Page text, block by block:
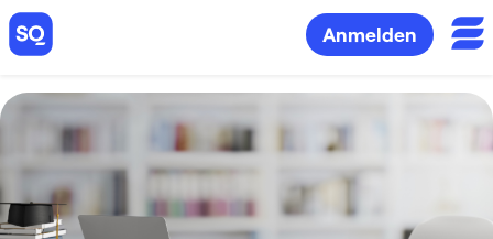
Anmelden